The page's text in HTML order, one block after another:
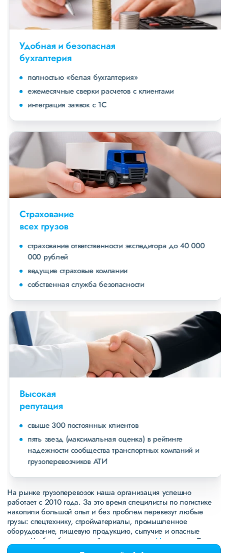
Удобная и безопасная
бухгалтерия
полностью «белая бухгалтерия»
ежемесячные сверки расчетов с клиентами
интеграция заявок с 1С
Страхование
всех грузов
страхование ответственности экспедитора до 40 000
000 рублей
ведущие страховые компании
собственная служба безопасности
Высокая
репутация
свыше 300 постоянных клиентов
пять звезд (максимальная оценка) в рейтинге
надежности сообщества транспортных компаний и
грузоперевозчиков АТИ
На рынке грузоперевозок наша организация успешно
работает с 2010 года. За это время специлисты по логистике
накопили большой опыт и без проблем перевезут любые
грузы: спецтехнику, стройматериалы, промышленное
оборудование, пищевую продукцию, сыпучие и опасные
грузы. Чтобы убедиться зайдите в раздел
«Наш опыт»
. Там
свежие примеры перевозок, которые обновляются несколько